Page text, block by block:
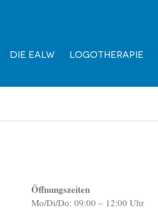
Die EALW Logotherapie
Öffnungszeiten
Mo/Di/Do: 09:00 – 12:00 Uhr